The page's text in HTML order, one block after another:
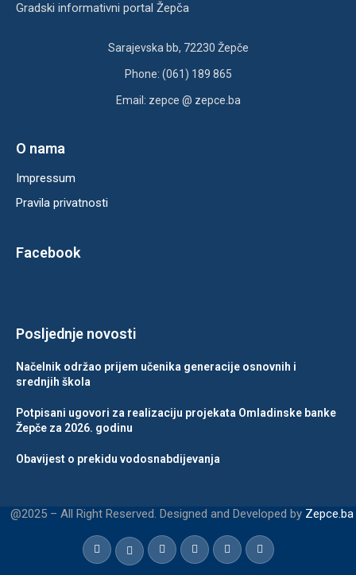
Gradski informativni portal Žepča
Sarajevska bb, 72230 Žepče
Phone: (061) 189 865
Email: zepce @ zepce.ba
O nama
Impressum
Pravila privatnosti
Facebook
Posljednje novosti
Načelnik održao prijem učenika generacije osnovnih i
srednjih škola
Potpisani ugovori za realizaciju projekata Omladinske banke
Žepče za 2026. godinu
Obavijest o prekidu vodosnabdijevanja
@2025 – All Right Reserved. Designed and Developed by Zepce.ba